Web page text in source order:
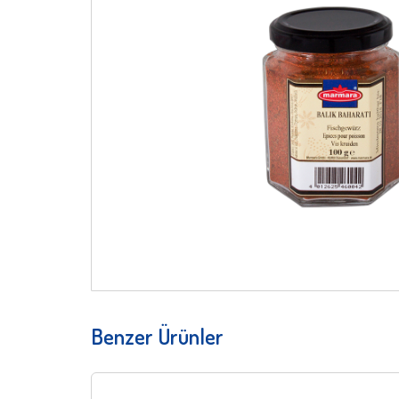
Benzer Ürünler